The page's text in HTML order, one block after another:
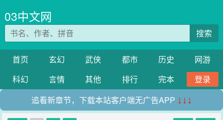
03中文网
搜索
首页 玄幻 武侠 都市 历史
网游
科幻
言情 其他 排行 完本
登录
追看新章节，下载本站客户端无广告APP ↓↓↓